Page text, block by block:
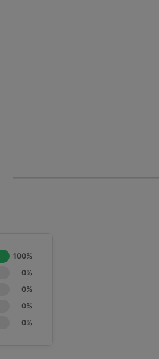
100%
0%
0%
0%
0%